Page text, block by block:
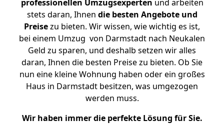
professionellen Umzugsexperten und arbeiten
stets daran, Ihnen die besten Angebote und
Preisezu bieten. Wir wissen, wie wichtig es ist,
bei einem Umzug von Darmstadt nach Neukalen
Geld zu sparen, und deshalb setzen wir alles
daran, Ihnen die besten Preise zu bieten. Ob Sie
nun eine kleine Wohnung haben oder ein großes
Haus in Darmstadt besitzen, was umgezogen
werden muss.
Wir haben immer die perfekte Lösung für Sie.